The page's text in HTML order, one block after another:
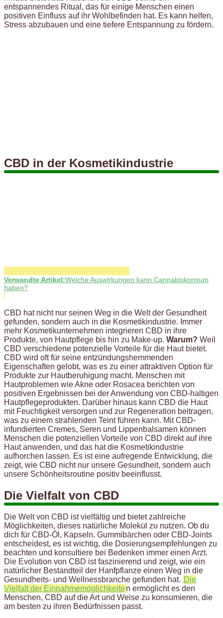
entspannendes Ritual, das für einige Menschen einen
positiven Einfluss auf ihr Wohlbefinden hat. Es kann helfen,
Stress abzubauen und eine tiefere Entspannung zu fördern.
CBD in der Kosmetikindustrie
Verwandte Artikel:Welche Auswirkungen kann Cannabiskonsum
haben?
CBD hat nicht nur seinen Weg in die Welt der Gesundheit
gefunden, sondern auch in die Kosmetikindustrie. Immer
mehr Kosmetikunternehmen integrieren CBD in ihre
Produkte, von Hautpflege bis hin zu Make-up. Warum? Weil
CBD verschiedene potenzielle Vorteile für die Haut bietet.
CBD wird oft für seine entzündungshemmenden
Eigenschaften gelobt, was es zu einer attraktiven Option für
Produkte zur Hautberuhigung macht. Menschen mit
Hautproblemen wie Akne oder Rosacea berichten von
positiven Ergebnissen bei der Anwendung von CBD-haltigen
Hautpflegeprodukten. Darüber hinaus kann CBD die Haut
mit Feuchtigkeit versorgen und zur Regeneration beitragen,
was zu einem strahlenden Teint führen kann. Mit CBD-
infundierten Cremes, Seren und Lippenbalsamen können
Menschen die potenziellen Vorteile von CBD direkt auf ihre
Haut anwenden, und das hat die Kosmetikindustrie
aufhorchen lassen. Es ist eine aufregende Entwicklung, die
zeigt, wie CBD nicht nur unsere Gesundheit, sondern auch
unsere Schönheitsroutine positiv beeinflusst.
Die Vielfalt von CBD
Die Welt von CBD ist vielfältig und bietet zahlreiche
Möglichkeiten, dieses natürliche Molekül zu nutzen. Ob du
dich für CBD-Öl, Kapseln, Gummibärchen oder CBD-Joints
entscheidest, es ist wichtig, die Dosierungsempfehlungen zu
beachten und konsultiere bei Bedenken immer einen Arzt.
Die Evolution von CBD ist faszinierend und zeigt, wie ein
natürlicher Bestandteil der Hanfpflanze einen Weg in die
Gesundheits- und Wellnessbranche gefunden hat. Die
Vielfalt der Einnahmemöglichkeiten ermöglicht es den
Menschen, CBD auf die Art und Weise zu konsumieren, die
am besten zu ihren Bedürfnissen passt.